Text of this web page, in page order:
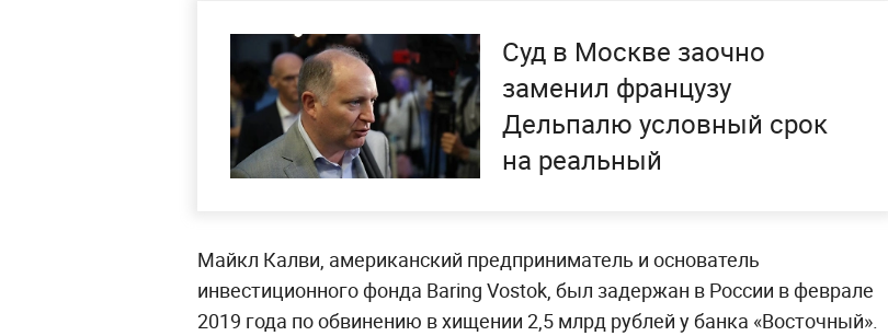
Суд в Москве заочно
заменил французу
Дельпалю условный срок
на реальный
Майкл Калви, американский предприниматель и основатель
инвестиционного фонда Baring Vostok, был задержан в России в феврале
2019 года по обвинению в хищении 2,5 млрд рублей у банка «Восточный».